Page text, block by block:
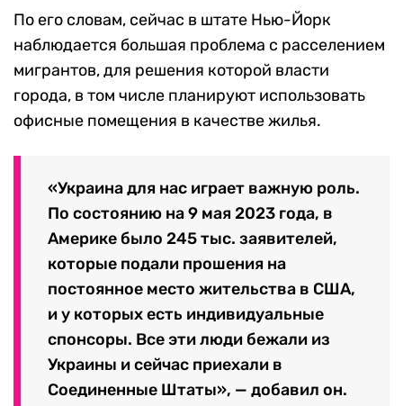
По его словам, сейчас в штате Нью-Йорк
наблюдается большая проблема с расселением
мигрантов, для решения которой власти
города, в том числе планируют использовать
офисные помещения в качестве жилья.
«Украина для нас играет важную роль.
По состоянию на 9 мая 2023 года, в
Америке было 245 тыс. заявителей,
которые подали прошения на
постоянное место жительства в США,
и у которых есть индивидуальные
спонсоры. Все эти люди бежали из
Украины и сейчас приехали в
Соединенные Штаты», — добавил он.